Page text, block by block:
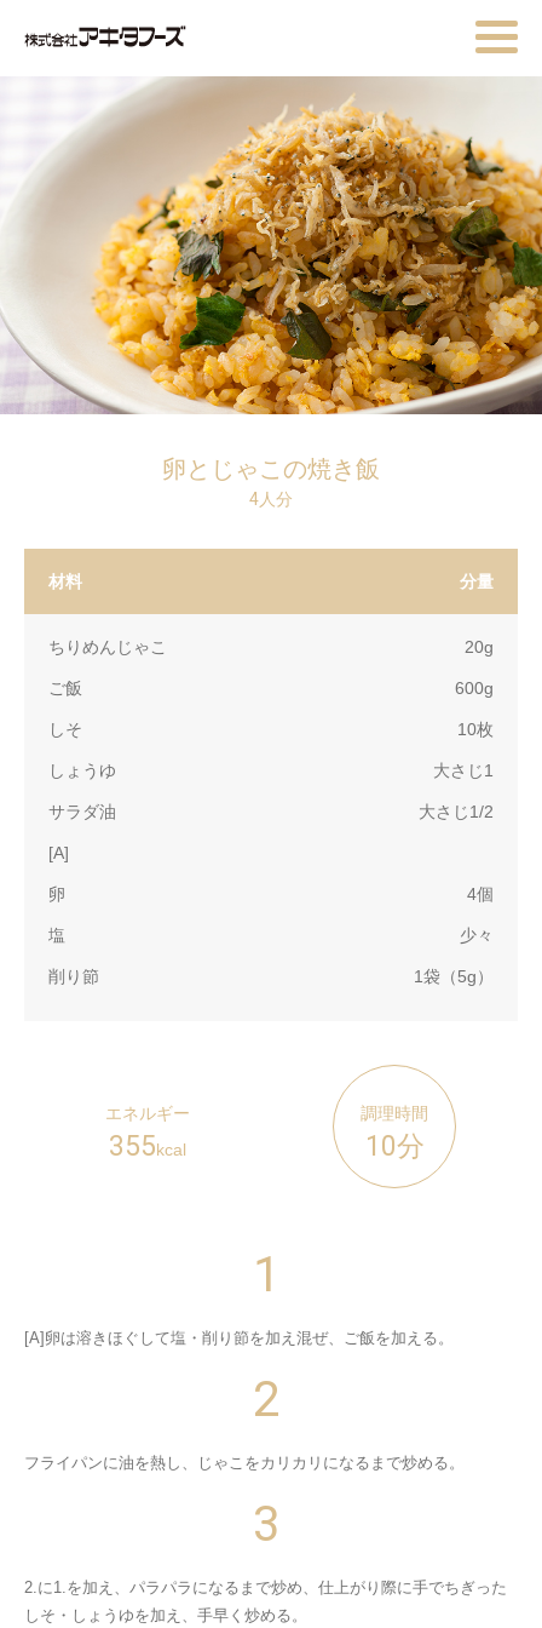
卵とじゃこの焼き飯
4人分
材料 分量
ちりめんじゃこ 20g
ご飯 600g
しそ 10枚
しょうゆ 大さじ1
サラダ油 大さじ1/2
[A]
卵 4個
塩 少々
削り節 1袋（5g）
エネルギー
355kcal
調理時間
10分
[A]卵は溶きほぐして塩・削り節を加え混ぜ、ご飯を加える。
フライパンに油を熱し、じゃこをカリカリになるまで炒める。
2.に1.を加え、パラパラになるまで炒め、仕上がり際に手でちぎった
しそ・しょうゆを加え、手早く炒める。